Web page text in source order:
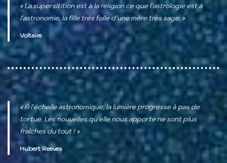
« La supersitition est à la religion ce que l'astrologie est à
l'astronomie, la fille très folle d'une mère très sage. »
Voltaire
« À l'échelle astronomique, la lumière progresse à pas de
tortue. Les nouvelles qu'elle nous apporte ne sont plus
fraîches du tout ! »
Hubert Reeves